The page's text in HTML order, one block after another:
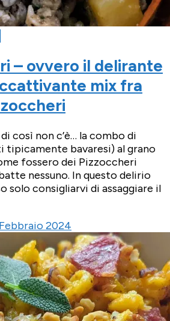
– ovvero il delirante
mix fra
così non c’è… la combo di
tipicamente bavaresi) al grano
fossero dei Pizzoccheri
nessuno. In questo delirio
solo consigliarvi di assaggiare il
2024